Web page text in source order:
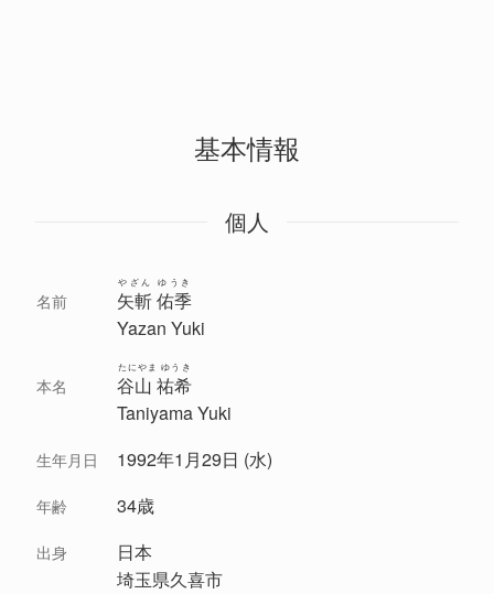
基本情報
個人
名前 矢斬 佑季
やざん ゆうき
Yazan Yuki
本名 谷山 祐希
たにやま ゆうき
Taniyama Yuki
生年月日 1992年1月29日 (水)
年齢 34歳
出身
日本
埼玉県久喜市